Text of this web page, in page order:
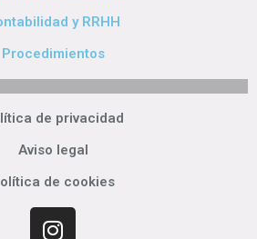
y RRHH
Procedimientos
de privacidad
Aviso legal
de cookies